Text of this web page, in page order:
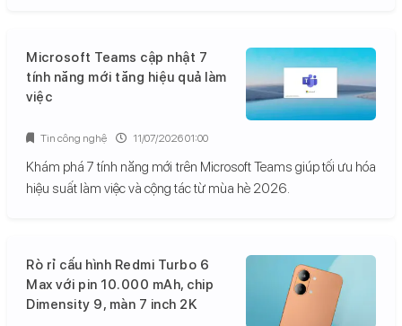
Microsoft Teams cập nhật 7
tính năng mới tăng hiệu quả làm
việc
Khám phá 7 tính năng mới trên Microsoft Teams giúp tối ưu hóa
hiệu suất làm việc và cộng tác từ mùa hè 2026.
Tin công nghệ 11/07/2026 01:00
Rò rỉ cấu hình Redmi Turbo 6
Max với pin 10.000 mAh, chip
Dimensity 9, màn 7 inch 2K